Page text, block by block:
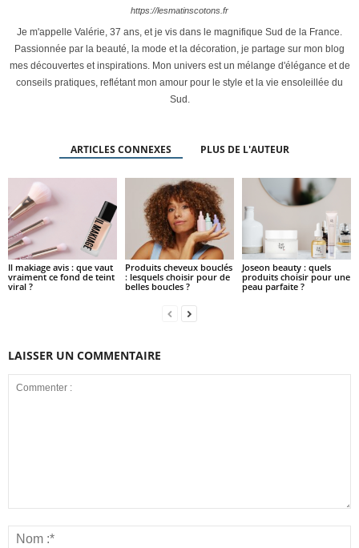
https://lesmatinscotons.fr
Je m'appelle Valérie, 37 ans, et je vis dans le magnifique Sud de la France.
Passionnée par la beauté, la mode et la décoration, je partage sur mon blog
mes découvertes et inspirations. Mon univers est un mélange d'élégance et de
conseils pratiques, reflétant mon amour pour le style et la vie ensoleillée du
Sud.
ARTICLES CONNEXES PLUS DE L'AUTEUR
Il makiage avis : que vaut
vraiment ce fond de teint
viral ?
Produits cheveux bouclés
: lesquels choisir pour de
belles boucles ?
Joseon beauty : quels
produits choisir pour une
peau parfaite ?
LAISSER UN COMMENTAIRE